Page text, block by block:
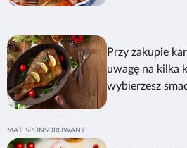
Przy zakupie
uwagę na kilka
wybierzesz